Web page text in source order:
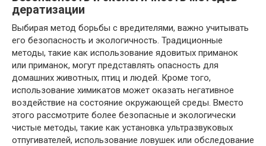
дератизации
Выбирая метод борьбы с вредителями, важно учитывать
его безопасность и экологичность. Традиционные
методы, такие как использование ядовитых приманок
или приманок, могут представлять опасность для
домашних животных, птиц и людей. Кроме того,
использование химикатов может оказать негативное
воздействие на состояние окружающей среды. Вместо
этого рассмотрите более безопасные и экологически
чистые методы, такие как установка ультразвуковых
отпугивателей, использование ловушек или обследование